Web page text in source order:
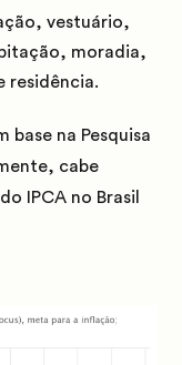
vestuário,
moradia,
residência.
base na Pesquisa
cabe
IPCA no Brasil